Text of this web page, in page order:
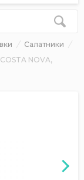
Салатники
NOVA,